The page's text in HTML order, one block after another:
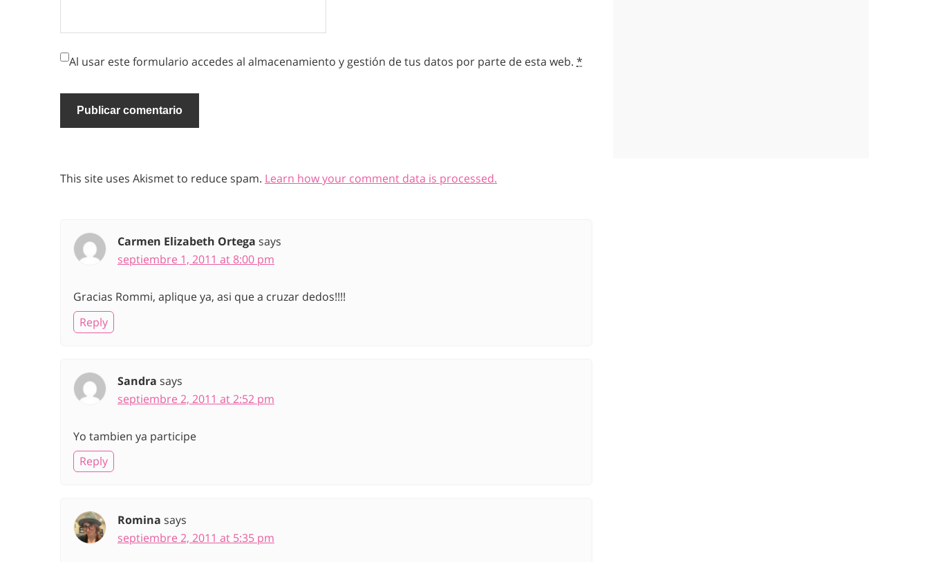
Al usar este formulario accedes al almacenamiento y gestión de tus datos por parte de esta web. *
This site uses Akismet to reduce spam. Learn how your comment data is processed.
Carmen Elizabeth Ortega says
septiembre 1, 2011 at 8:00 pm
Gracias Rommi, aplique ya, asi que a cruzar dedos!!!!
Reply
Sandra says
septiembre 2, 2011 at 2:52 pm
Yo tambien ya participe
Reply
Romina says
septiembre 2, 2011 at 5:35 pm